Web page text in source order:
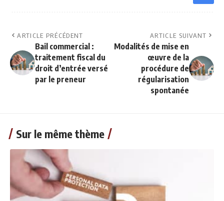
ARTICLE PRÉCÉDENT
Bail commercial :
traitement fiscal du
droit d’entrée versé
par le preneur
ARTICLE SUIVANT
Modalités de mise en
œuvre de la
procédure de
régularisation
spontanée
Sur le même thème